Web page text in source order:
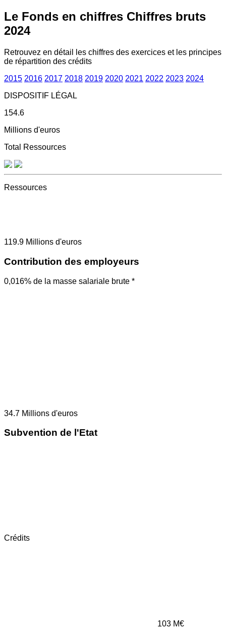
Le Fonds en chiffres Chiffres bruts
2024
Retrouvez en détail les chiffres des exercices et les principes
de répartition des crédits
2015 2016 2017 2018 2019 2020 2021 2022 2023 2024
DISPOSITIF LÉGAL
154.6
Millions d'euros
Total Ressources
Ressources
119.9 Millions d'euros
Contribution des employeurs
0,016% de la masse salariale brute *
34.7 Millions d'euros
Subvention de l'Etat
Crédits
103 M€